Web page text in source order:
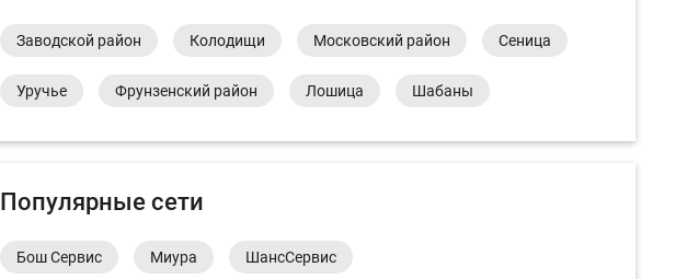
Заводской район Колодищи Московский район Сеница
Уручье Фрунзенский район Лошица Шабаны
Популярные сети
Бош Сервис Миура ШансСервис